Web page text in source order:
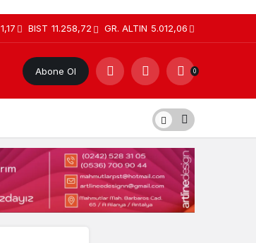
1,17 BIST 11.258,72 GR. ALTIN 5.012,06
Abone Ol 0